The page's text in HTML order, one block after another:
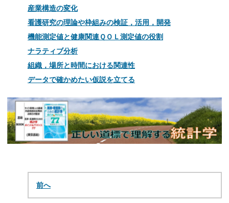
産業構造の変化
看護研究の理論や枠組みの検証，活用，開発
機能測定値と健康関連ＱＯＬ測定値の役割
ナラティブ分析
組織，場所と時間における関連性
データで確かめたい仮説を立てる
前へ